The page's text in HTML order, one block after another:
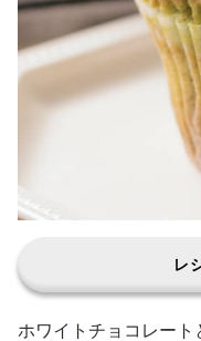
レ
ホワイトチョコレー